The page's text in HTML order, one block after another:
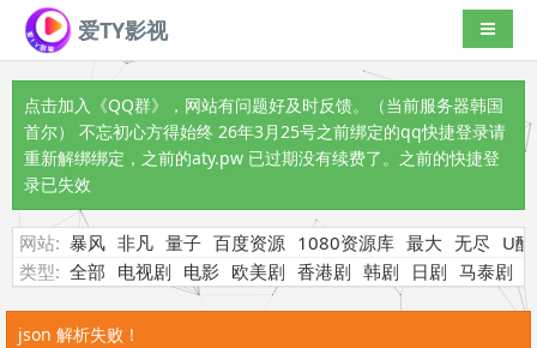
爱TY影视 导航切
点击加入《QQ群》
，网站有问题好及时反馈。（当前服务器韩国
首尔） 不忘初心方得始终 26年3月25号之前绑定的qq快捷登录请
重新解绑绑定，之前的aty.pw 已过期没有续费了。之前的快捷登
录已失效
网站: 暴风 非凡 量子 百度资源 1080资源库 最大 无尽 U酷
类型: 全部 电视剧 电影 欧美剧 香港剧 韩剧 日剧 马泰剧
json 解析失败！